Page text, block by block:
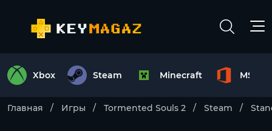
Xbox Steam Minecraft MS
Главная Игры Tormented Souls 2 Steam